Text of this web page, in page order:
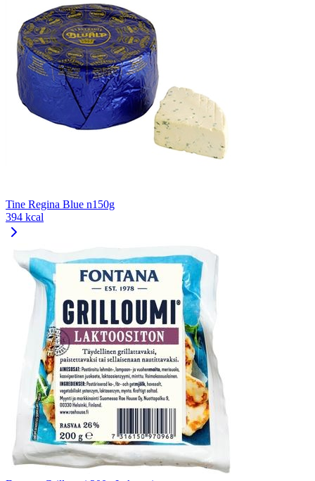
Tine Regina Blue n150g
394 kcal